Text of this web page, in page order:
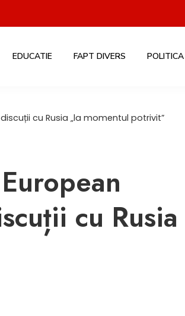
EDUCATIE FAPT DIVERS POLITICA
cu Rusia „la momentul potrivit”
cu Rusia